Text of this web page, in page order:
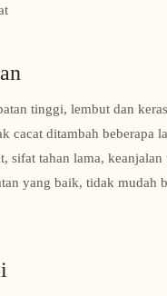
tinggi, lembut dan
cacat ditambah beberapa
sifat tahan lama,
yang baik, tidak mudah